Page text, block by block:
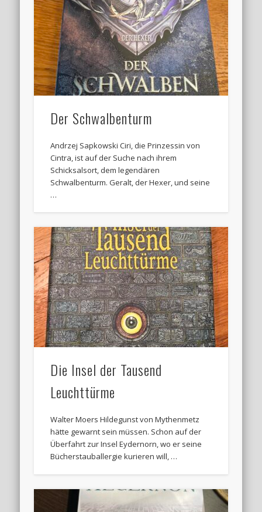
Der Schwalbenturm
Andrzej Sapkowski Ciri, die Prinzessin von
Cintra, ist auf der Suche nach ihrem
Schicksalsort, dem legendären
Schwalbenturm. Geralt, der Hexer, und seine
…
Die Insel der Tausend
Leuchttürme
Walter Moers Hildegunst von Mythenmetz
hätte gewarnt sein müssen. Schon auf der
Überfahrt zur Insel Eydernorn, wo er seine
Bücherstauballergie kurieren will, …